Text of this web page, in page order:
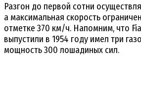
Разгон до первой сотни
а максимальная скорость
отметке 370 км/ч. Напомним, что
выпустили в 1954 году имел три
мощность 300 лошадиных сил.